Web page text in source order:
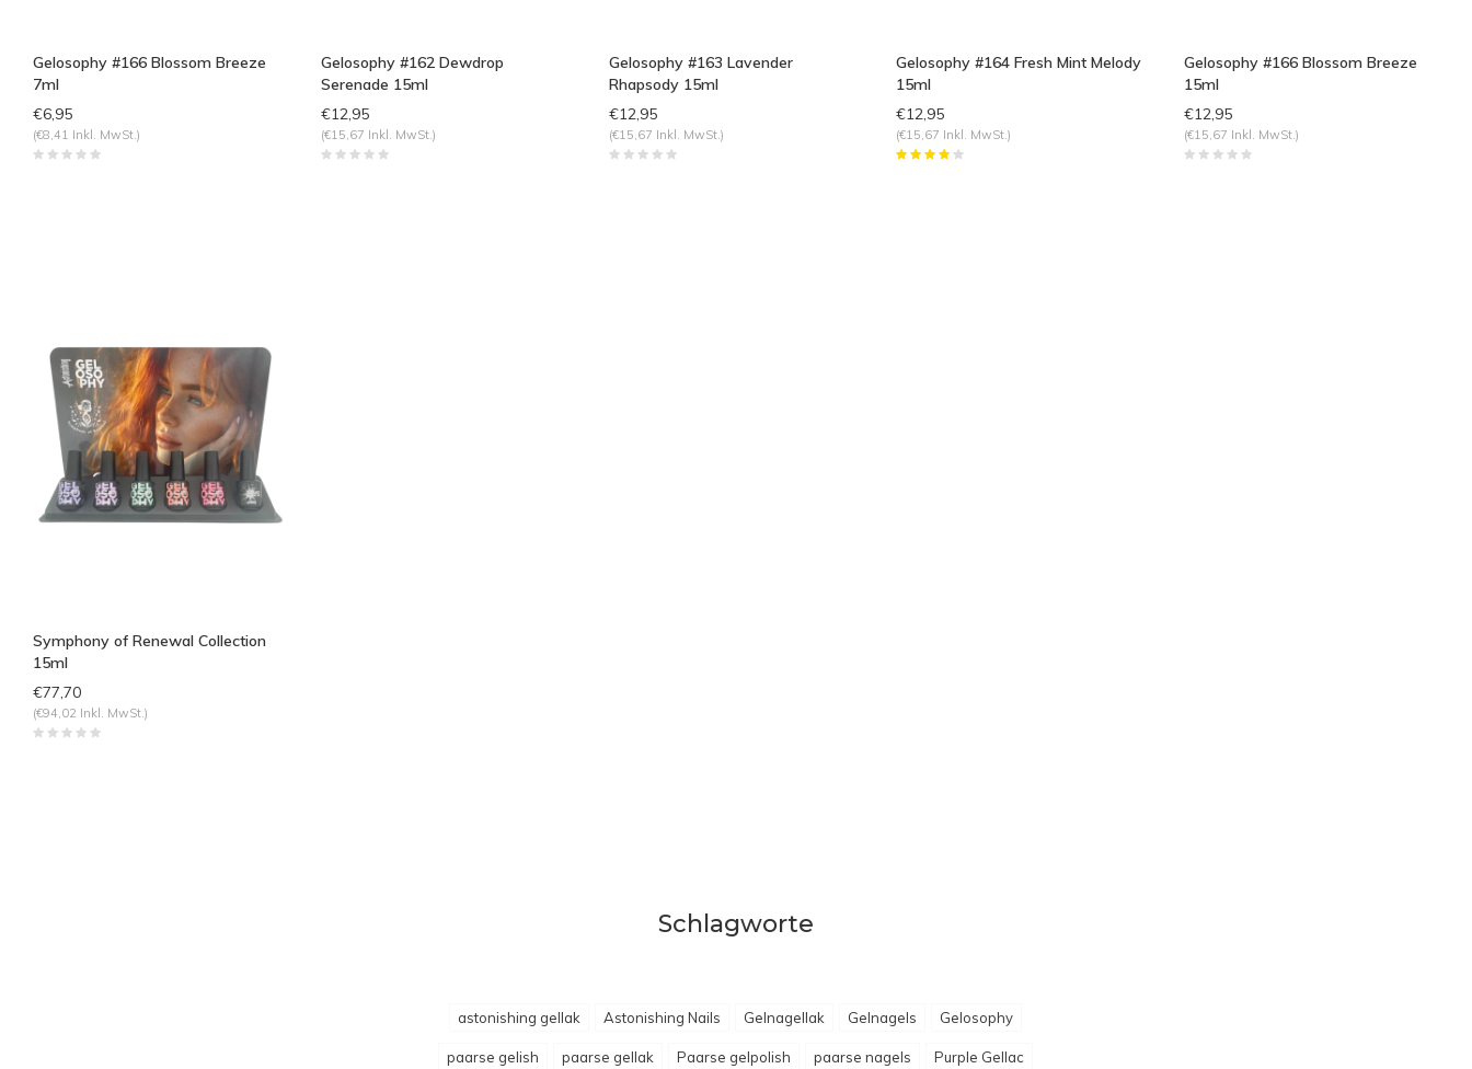
Gelosophy #166 Blossom Breeze
7ml
€6,95
(€8,41 Inkl. MwSt.)
Gelosophy #162 Dewdrop
Serenade 15ml
€12,95
(€15,67 Inkl. MwSt.)
Gelosophy #163 Lavender
Rhapsody 15ml
€12,95
(€15,67 Inkl. MwSt.)
Gelosophy #164 Fresh Mint Melody
15ml
€12,95
(€15,67 Inkl. MwSt.)
Gelosophy #166 Blossom Breeze
15ml
€12,95
(€15,67 Inkl. MwSt.)
Symphony of Renewal Collection
15ml
€77,70
(€94,02 Inkl. MwSt.)
Schlagworte
astonishing gellak Astonishing Nails Gelnagellak Gelnagels Gelosophy
paarse gelish paarse gellak Paarse gelpolish paarse nagels Purple Gellac